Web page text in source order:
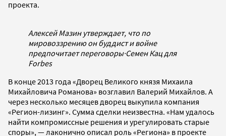
проекта.
Алексей Мазин утверждает, что по
мировоззрению он буддист и войне
предпочитает переговоры·Семен Кац для
Forbes
В конце 2013 года «Дворец Великого князя Михаила
Михайловича Романова» возглавил Валерий Михайлов. А
через несколько месяцев дворец выкупила компания
«Регион-лизинг». Сумма сделки неизвестна. «Нам удалось
найти компромиссные решения и урегулировать старые
споры», — лаконично описал роль «Региона» в проекте